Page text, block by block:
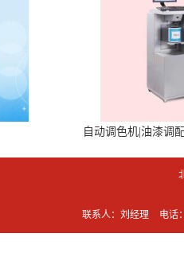
自动调色机|油漆调
联系人：刘经理 电话